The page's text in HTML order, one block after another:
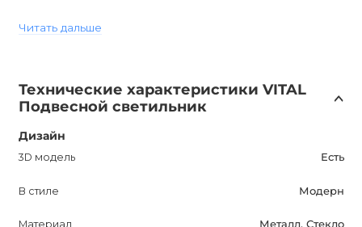
использовать его в различных помещениях, за
исключением влажных зон. Он идеально подходит для
гостиной, спальни или столовой, добавляя
эстетическое превосходство и функциональность.
Приобретение VITAL Подвесного светильника с
Читать дальше
Технические характеристики VITAL
Подвесной светильник
Дизайн
3D модель Есть
В стиле Модерн
Материал Металл, Стекло